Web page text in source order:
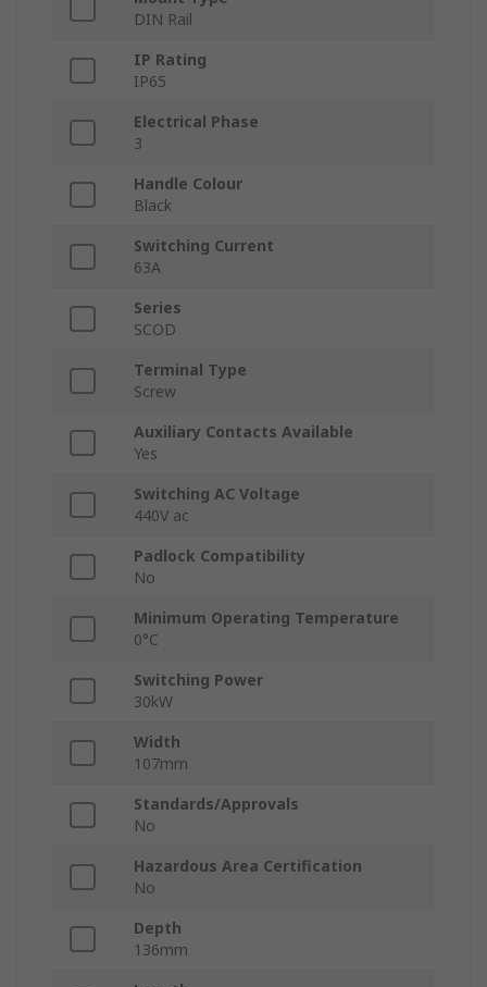
DIN Rail
IP Rating
IP65
Electrical Phase
3
Handle Colour
Black
Switching Current
63A
Series
SCOD
Terminal Type
Screw
Auxiliary Contacts Available
Yes
Switching AC Voltage
440V ac
Padlock Compatibility
No
Minimum Operating Temperature
0°C
Switching Power
30kW
Width
107mm
Standards/Approvals
No
Hazardous Area Certification
No
Depth
136mm